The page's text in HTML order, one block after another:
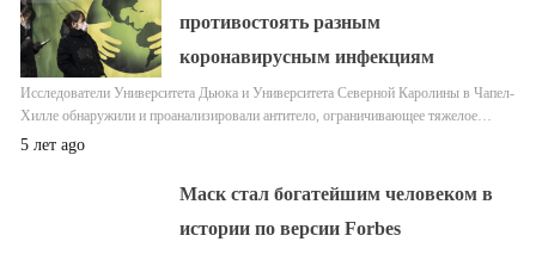
противостоять разным
коронавирусным инфекциям
Исследователи Университета Дьюка и Университета Северной Каролины в Чапел-
Хилле обнаружили и проанализировали антитело, ограничивающее тяжелое…
5 лет ago
Маск стал богатейшим человеком в
истории по версии Forbes